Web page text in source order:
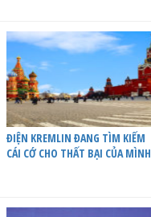
ĐIỆN KREMLIN ĐANG TÌM KIẾM
CÁI CỚ CHO THẤT BẠI CỦA MÌNH